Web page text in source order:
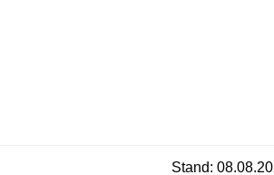
Stand: